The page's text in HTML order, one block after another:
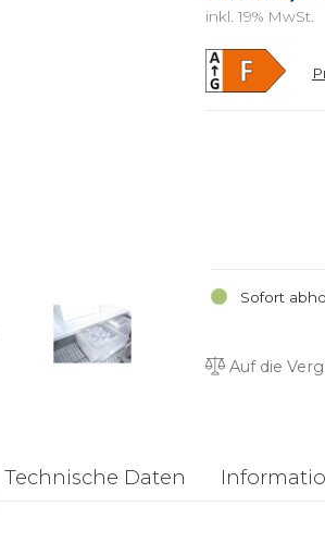
inkl. 19% MwSt.
Sofort
Auf die
Technische Daten